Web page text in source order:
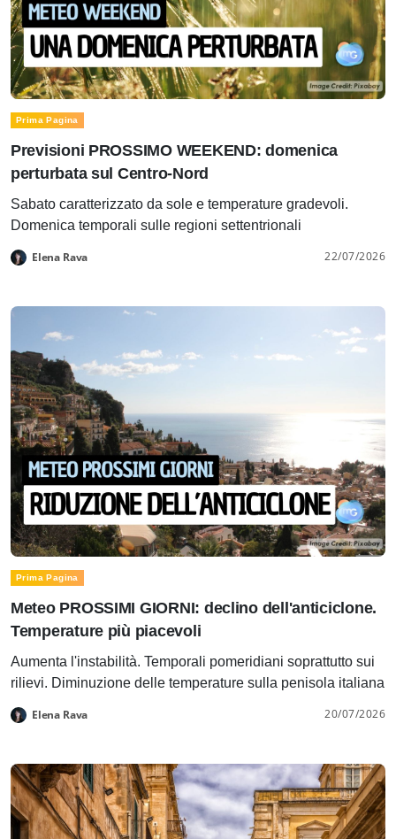
Prima Pagina
Previsioni PROSSIMO WEEKEND: domenica
perturbata sul Centro-Nord
Sabato caratterizzato da sole e temperature gradevoli.
Domenica temporali sulle regioni settentrionali
Elena Rava 22/07/2026
Prima Pagina
Meteo PROSSIMI GIORNI: declino dell'anticiclone.
Temperature più piacevoli
Aumenta l'instabilità. Temporali pomeridiani soprattutto sui
rilievi. Diminuzione delle temperature sulla penisola italiana
Elena Rava 20/07/2026